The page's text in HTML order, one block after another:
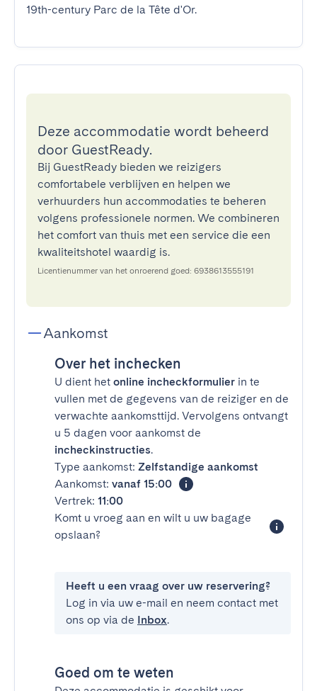
19th-century Parc de la Tête d'Or.
Deze accommodatie wordt beheerd
door GuestReady.
Bij GuestReady bieden we reizigers
comfortabele verblijven en helpen we
verhuurders hun accommodaties te beheren
volgens professionele normen. We combineren
het comfort van thuis met een service die een
kwaliteitshotel waardig is.
Licentienummer van het onroerend goed: 6938613555191
Aankomst
Over het inchecken
U dient het online incheckformulier in te
vullen met de gegevens van de reiziger en de
verwachte aankomsttijd. Vervolgens ontvangt
u 5 dagen voor aankomst de
incheckinstructies.
Type aankomst: Zelfstandige aankomst
Aankomst: vanaf 15:00
Vertrek: 11:00
Komt u vroeg aan en wilt u uw bagage
opslaan?
Heeft u een vraag over uw reservering?
Log in via uw e-mail en neem contact met
ons op via de Inbox.
Goed om te weten